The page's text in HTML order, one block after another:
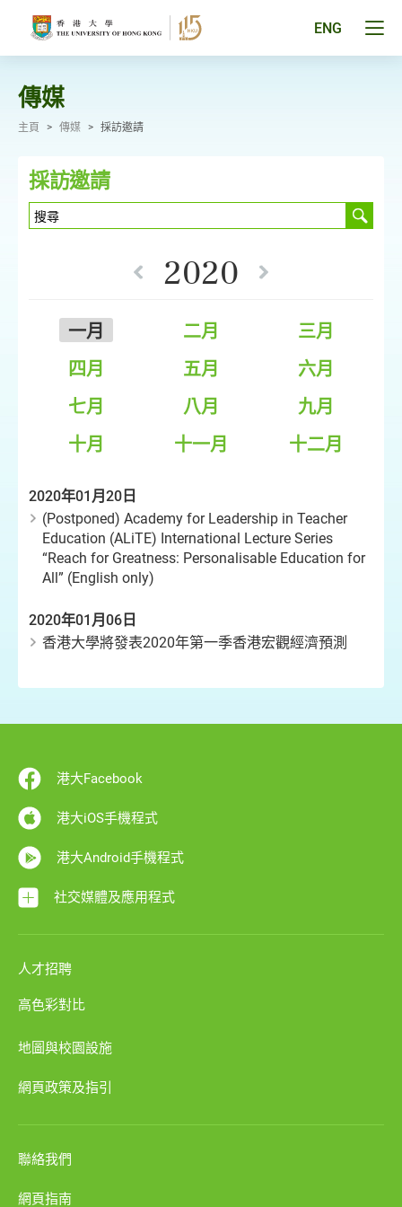
ENG
傳媒
主頁 > 傳媒 > 採訪邀請
採訪邀請
2020
一月 二月
三月
四月
五月
六月
七月
八月
九月
十月
十一月 十二月
2020年01月20日
(Postponed) Academy for Leadership in Teacher
Education (ALiTE) International Lecture Series
“Reach for Greatness: Personalisable Education for
All” (English only)
2020年01月06日
香港大學將發表2020年第一季香港宏觀經濟預測
港大Facebook
港大iOS手機程式
港大Android手機程式
社交媒體及應用程式
人才招聘
高色彩對比
地圖與校園設施
網頁政策及指引
聯絡我們
網頁指南